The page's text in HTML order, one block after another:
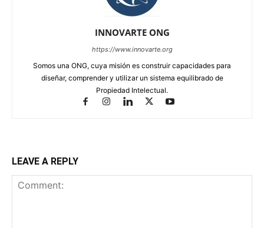
INNOVARTE ONG
https://www.innovarte.org
Somos una ONG, cuya misión es construir capacidades para
diseñar, comprender y utilizar un sistema equilibrado de
Propiedad Intelectual.
LEAVE A REPLY